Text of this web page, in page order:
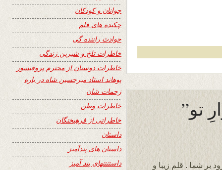
بر شما . قلم زیبا و
جوانان و کودکان
چکیده های قلم
حوادث راننده گی
خاطرات تلخ و شیرین زندگی
خاطرات دوستان از محترم پروفیسور
پوهاند استاد میرحسین شاه در باره
زحمات شان
خاطرات وطن
خاطراتی از فرهیختگان
داستان
داستان های پندآمیز
داستنتنهای پند آمیز